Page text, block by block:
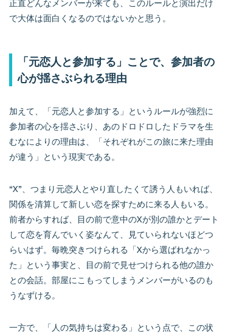
正直どんなメンバーが来ても、このルールと演出だけ
で大体は面白くなるのではないかと思う。
「元恋人と参加する」ことで、参加者の
心が揺さぶられる理由
加えて、「元恋人と参加する」というルールが強烈に
参加者の心を揺さぶり、あのドロドロしたドラマを生
むなによりの理由は、「それぞれがこの旅に来た理由
が違う」という現実である。
“X”、つまり元恋人とやり直したくて誘う人もいれば、
関係を清算して新しい恋を探すために来る人もいる。
前者からすれば、目の前で意中のXが別の誰かとデート
して恋を育んでいく姿なんて、見ていられないほどつ
らいはず。毎晩突きつけられる「Xから選ばれなかっ
た」という事実と、目の前で見せつけられる他の誰か
との会話。部屋にこもってしまうメンバーがいるのも
うなずける。
一方で、「人の気持ちは変わる」という点で、この状